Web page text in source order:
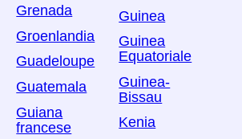
Grenada
Groenlandia
Guadeloupe
Guatemala
Guiana
francese
Guinea
Guinea
Equatoriale
Guinea-
Bissau
Kenia